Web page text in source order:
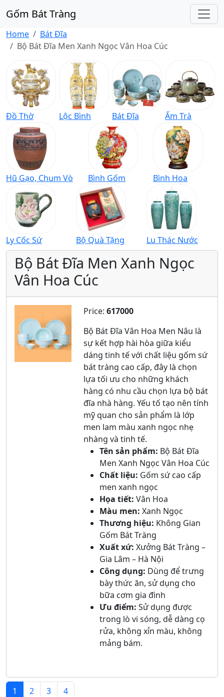
Gốm Bát Tràng
Home
Bát Đĩa
Bộ Bát Đĩa Men Xanh Ngọc Vân Hoa Cúc
Đồ Thờ Lộc Bình Bát Đĩa Ấm Trà
Hũ Gạo, Chum Vò Bình Gốm Bình Hoa
Ly Cốc Sứ Bộ Quà Tặng Lu Thác Nước
Bộ Bát Đĩa Men Xanh Ngọc
Vân Hoa Cúc
Price: 617000
Bộ Bát Đĩa Vân Hoa Men Nâu là
sự kết hợp hài hòa giữa kiểu
dáng tinh tế với chất liệu gốm sứ
bát tràng cao cấp, đây là chọn
lựa tối ưu cho những khách
hàng có nhu cầu chọn lựa bộ bát
đĩa nhà hàng. Yếu tố tạo nên tính
mỹ quan cho sản phẩm là lớp
men lam màu xanh ngọc nhẹ
nhàng và tinh tế.
Tên sản phẩm: Bộ Bát Đĩa
Men Xanh Ngọc Vân Hoa Cúc
Chất liệu: Gốm sứ cao cấp
men xanh ngọc
Họa tiết: Vân Hoa
Màu men: Xanh Ngọc
Thương hiệu: Không Gian
Gốm Bát Tràng
Xuất xứ: Xưởng Bát Tràng –
Gia Lâm – Hà Nội
Công dụng: Dùng để trưng
bày thức ăn, sử dụng cho
bữa cơm gia đình
Ưu điểm: Sử dụng được
trong lò vi sóng, dễ dàng cọ
rửa, không xỉn màu, không
mảng bám.
1 2 3 4